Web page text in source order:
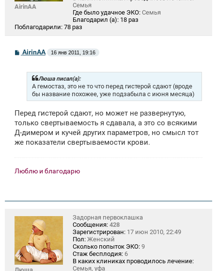
AirinAA
Семья
Где было удачное ЭКО: Семья
Благодарил (а): 18 раз
Поблагодарили: 78 раз
С
о
AirinAA 16 янв 2011, 19:16
Люша писал(а):
А гемостаз, это не то что перед гистерой сдают (вроде
бы название похожее, уже подзабыла с июня месяца)
Перед гистерой сдают, но может не развернутую,
только свертываемость я сдавала, а это со всякими
Д-димером и кучей других параметров, но смысл тот
же показатели свертываемости крови.
Люблю и благодарю
Задорная первоклашка
Сообщения: 428
Зарегистрирован: 17 июн 2010, 22:49
Пол: Женский
Сколько попыток ЭКО: 9
Стаж бесплодия: 6
В каких клиниках проводилось лечение:
Семья, уфа